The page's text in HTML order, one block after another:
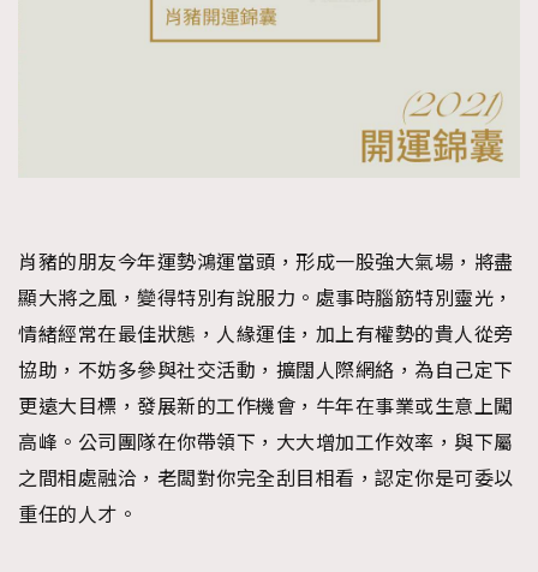
肖豬的朋友今年運勢鴻運當頭，形成一股強大氣場，將盡
顯大將之風，變得特別有說服力。處事時腦筋特別靈光，
情緒經常在最佳狀態，人緣運佳，加上有權勢的貴人從旁
協助，不妨多參與社交活動，擴闊人際網絡，為自己定下
更遠大目標，發展新的工作機會，牛年在事業或生意上闖
高峰。公司團隊在你帶領下，大大增加工作效率，與下屬
之間相處融洽，老闆對你完全刮目相看，認定你是可委以
重任的人才。